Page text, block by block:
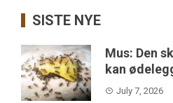
SISTE NYE
Mus: Den
kan
July 7, 2026